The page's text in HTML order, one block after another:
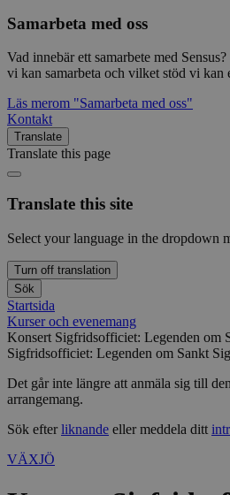
Samarbeta med oss
Vad innebär ett samarbete med
vi kan samarbeta och vilket stöd vi kan
Läs merom "Samarbeta med oss"
Kontakt
Translate
Translate this page
Translate this site
Select your language in the dropdown
Turn off translation
Sök
Startsida
Kurser och evenemang
Konsert Sigfridsofficiet: Legenden om
Sigfridsofficiet: Legenden om Sankt
Det går inte längre att anmäla sig till
arrangemang.
Sök efterliknande eller meddela ditt
VÄXJÖ